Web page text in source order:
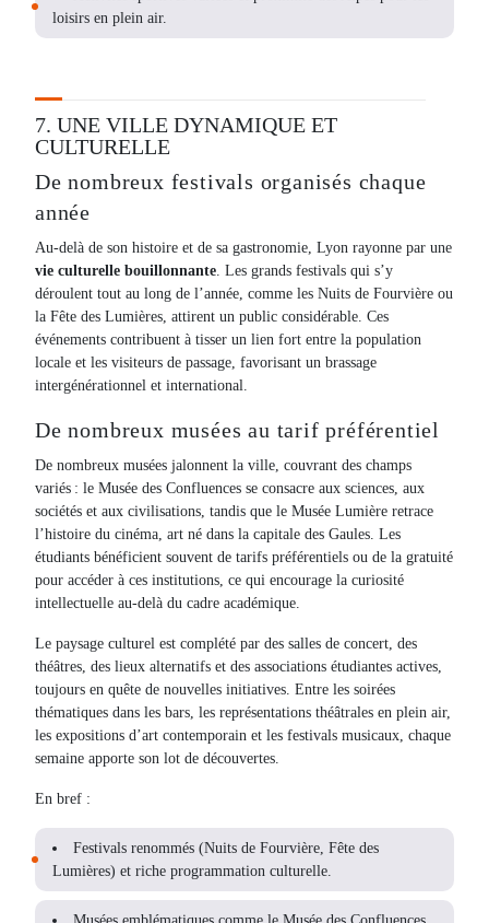
loisirs en plein air.
7. UNE VILLE DYNAMIQUE ET
CULTURELLE
De nombreux festivals organisés chaque
année
Au-delà de son histoire et de sa gastronomie, Lyon rayonne par une
vie culturelle bouillonnante. Les grands festivals qui s’y
déroulent tout au long de l’année, comme les Nuits de Fourvière ou
la Fête des Lumières, attirent un public considérable. Ces
événements contribuent à tisser un lien fort entre la population
locale et les visiteurs de passage, favorisant un brassage
intergénérationnel et international.
De nombreux musées au tarif préférentiel
De nombreux musées jalonnent la ville, couvrant des champs
variés : le Musée des Confluences se consacre aux sciences, aux
sociétés et aux civilisations, tandis que le Musée Lumière retrace
l’histoire du cinéma, art né dans la capitale des Gaules. Les
étudiants bénéficient souvent de tarifs préférentiels ou de la gratuité
pour accéder à ces institutions, ce qui encourage la curiosité
intellectuelle au-delà du cadre académique.
Le paysage culturel est complété par des salles de concert, des
théâtres, des lieux alternatifs et des associations étudiantes actives,
toujours en quête de nouvelles initiatives. Entre les soirées
thématiques dans les bars, les représentations théâtrales en plein air,
les expositions d’art contemporain et les festivals musicaux, chaque
semaine apporte son lot de découvertes.
En bref :
Festivals renommés (Nuits de Fourvière, Fête des
Lumières) et riche programmation culturelle.